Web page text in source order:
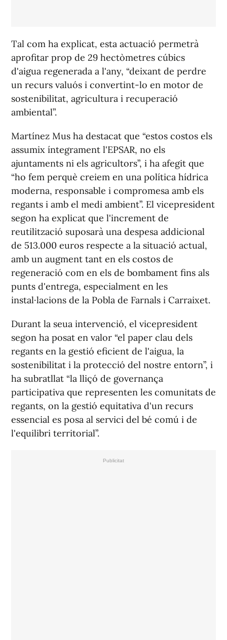
Tal com ha explicat, esta actuació permetrà
aprofitar prop de 29 hectòmetres cúbics
d'aigua regenerada a l'any, “deixant de perdre
un recurs valuós i convertint-lo en motor de
sostenibilitat, agricultura i recuperació
ambiental”.
Martínez Mus ha destacat que “estos costos els
assumix íntegrament l'EPSAR, no els
ajuntaments ni els agricultors”, i ha afegit que
“ho fem perquè creiem en una política hídrica
moderna, responsable i compromesa amb els
regants i amb el medi ambient”. El vicepresident
segon ha explicat que l'increment de
reutilització suposarà una despesa addicional
de 513.000 euros respecte a la situació actual,
amb un augment tant en els costos de
regeneració com en els de bombament fins als
punts d'entrega, especialment en les
instal·lacions de la Pobla de Farnals i Carraixet.
Durant la seua intervenció, el vicepresident
segon ha posat en valor “el paper clau dels
regants en la gestió eficient de l'aigua, la
sostenibilitat i la protecció del nostre entorn”, i
ha subratllat “la lliçó de governança
participativa que representen les comunitats de
regants, on la gestió equitativa d'un recurs
essencial es posa al servici del bé comú i de
l'equilibri territorial”.